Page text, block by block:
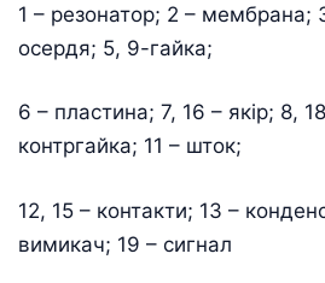
1 – резонатор; 2 – мембрана;
осердя; 5, 9-гайка;
6 – пластина; 7, 16 – якір; 8,
контргайка; 11 – шток;
12, 15 – контакти; 13 –
вимикач; 19 – сигнал